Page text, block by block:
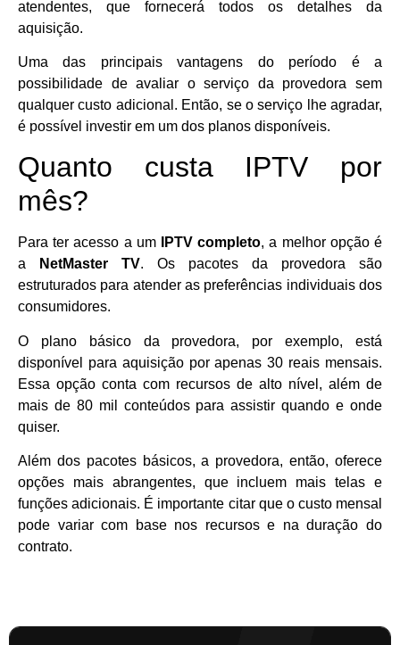
atendentes, que fornecerá todos os detalhes da
aquisição.
Uma das principais vantagens do período é a
possibilidade de avaliar o serviço da provedora sem
qualquer custo adicional. Então, se o serviço lhe agradar,
é possível investir em um dos planos disponíveis.
Quanto custa IPTV por
mês?
Para ter acesso a um IPTV completo, a melhor opção é
a
NetMaster TV. Os pacotes da provedora são
estruturados para atender as preferências individuais dos
consumidores.
O plano básico da provedora, por exemplo, está
disponível para aquisição por apenas 30 reais mensais.
Essa opção conta com recursos de alto nível, além de
mais de 80 mil conteúdos para assistir quando e onde
quiser.
Além dos pacotes básicos, a provedora, então, oferece
opções mais abrangentes, que incluem mais telas e
funções adicionais. É importante citar que o custo mensal
pode variar com base nos recursos e na duração do
contrato.